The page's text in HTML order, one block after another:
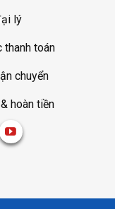
lý
thanh toán
chuyển
hoàn tiền